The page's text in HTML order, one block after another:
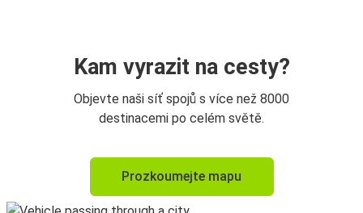
Kam vyrazit na cesty?
Objevte naši síť spojů s více než 8000
destinacemi po celém světě.
Prozkoumejte mapu